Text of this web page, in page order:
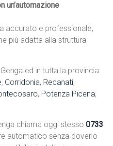
un’automazione
accurato e professionale,
più adatta alla struttura
ed in tutta la provincia:
, Corridonia, Recanati,
, Potenza Picena,
chiama oggi stesso0733
automatico senza doverlo